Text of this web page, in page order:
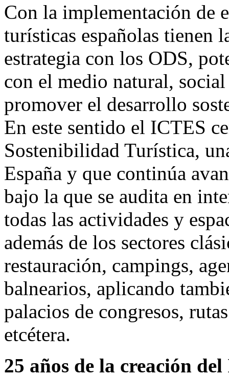
Con la implementación de
turísticas españolas tienen
estrategia con los ODS,
con el medio natural,
promover el desarrollo
En este sentido el ICTES
Sostenibilidad Turística,
España y que continúa
bajo la que se audita en
todas las actividades y
además de los sectores
restauración, campings,
balnearios, aplicando
palacios de congresos,
etcétera.
25 años de la creación